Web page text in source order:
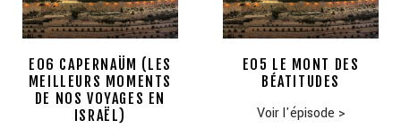
E06 CAPERNAÜM (LES
MEILLEURS MOMENTS
DE NOS VOYAGES EN
ISRAËL)
E05 LE MONT DES
BÉATITUDES
Voir l'épisode >